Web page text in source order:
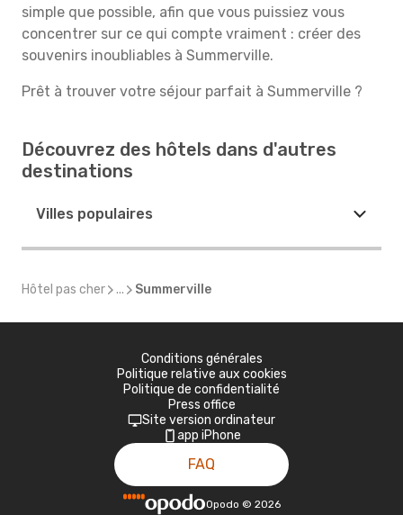
simple que possible, afin que vous puissiez vous
concentrer sur ce qui compte vraiment : créer des
souvenirs inoubliables à Summerville.
Prêt à trouver votre séjour parfait à Summerville ?
Découvrez des hôtels dans d'autres
destinations
Villes populaires
Hôtel pas cher ... Summerville
Conditions générales
Politique relative aux cookies
Politique de confidentialité
Press office
Site version ordinateur
app iPhone
FAQ
Opodo © 2026